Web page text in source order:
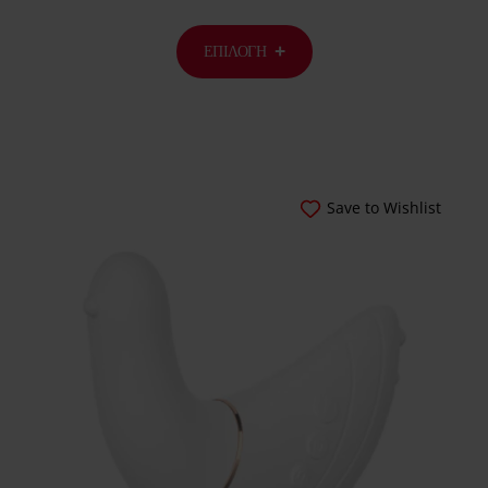
ΕΠΙΛΟΓΉ
Save to Wishlist